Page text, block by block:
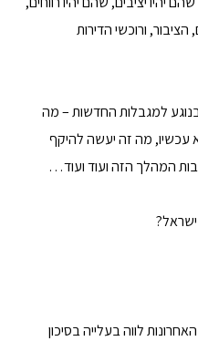
ורוכשי הדירות
למגבלות החדשות – מה
מה זה יעשה להיקף
המהלך הזה ועוד ועוד…
לווה בעלייה בסיכון